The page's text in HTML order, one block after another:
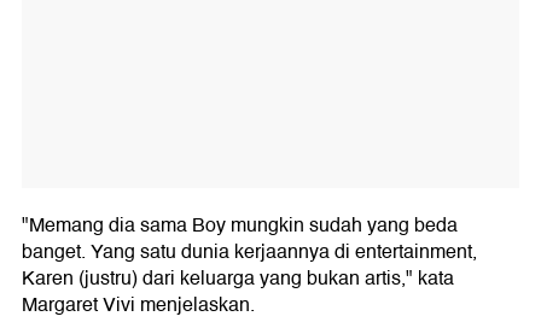
"Memang dia sama Boy mungkin sudah yang beda
banget. Yang satu dunia kerjaannya di entertainment,
Karen (justru) dari keluarga yang bukan artis," kata
Margaret Vivi menjelaskan.